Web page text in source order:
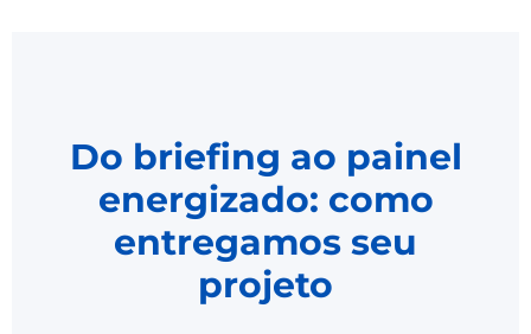
Do briefing ao painel
energizado: como
entregamos seu
projeto